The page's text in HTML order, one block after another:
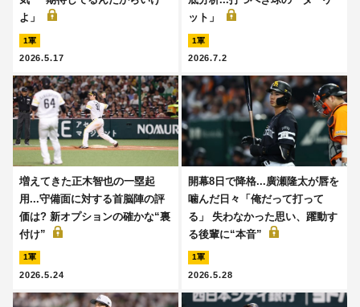
よ」
1軍
2026.5.17
ット」
1軍
2026.7.2
増えてきた正木智也の一塁起
用...守備面に対する首脳陣の評
価は? 新オプションの確かな“裏
付け”
1軍
2026.5.24
開幕8日で降格...廣瀬隆太が唇を
噛んだ日々「俺だって打って
る」 失わなかった思い、躍動す
る後輩に“本音”
1軍
2026.5.28